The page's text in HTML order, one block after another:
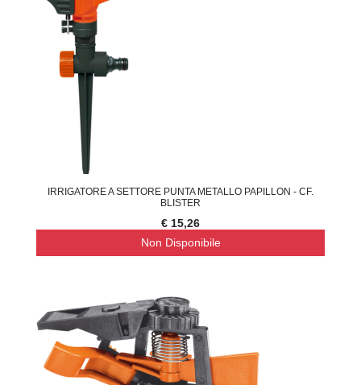
IRRIGATORE A SETTORE PUNTA METALLO PAPILLON - CF.
BLISTER
€ 15,26
Non Disponibile